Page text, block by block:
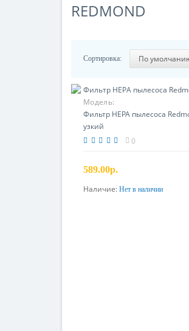
REDMOND
Сортировка:
Модель:
Фильтр HEPA пылесоса
узкий
0
589.00р.
Предзаказ
Наличие: Нет в наличии